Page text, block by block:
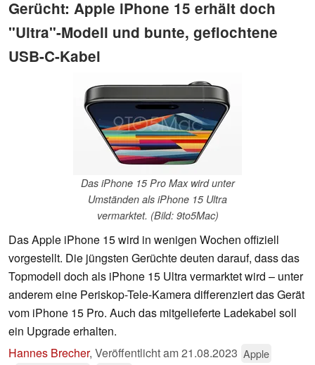
Gerücht: Apple iPhone 15 erhält doch
"Ultra"-Modell und bunte, geflochtene
USB-C-Kabel
Das iPhone 15 Pro Max wird unter
Umständen als iPhone 15 Ultra
vermarktet. (Bild: 9to5Mac)
Das Apple iPhone 15 wird in wenigen Wochen offiziell
vorgestellt. Die jüngsten Gerüchte deuten darauf, dass das
Topmodell doch als iPhone 15 Ultra vermarktet wird – unter
anderem eine Periskop-Tele-Kamera differenziert das Gerät
vom iPhone 15 Pro. Auch das mitgelieferte Ladekabel soll
ein Upgrade erhalten.
Hannes Brecher, Veröffentlicht am21.08.2023 Apple